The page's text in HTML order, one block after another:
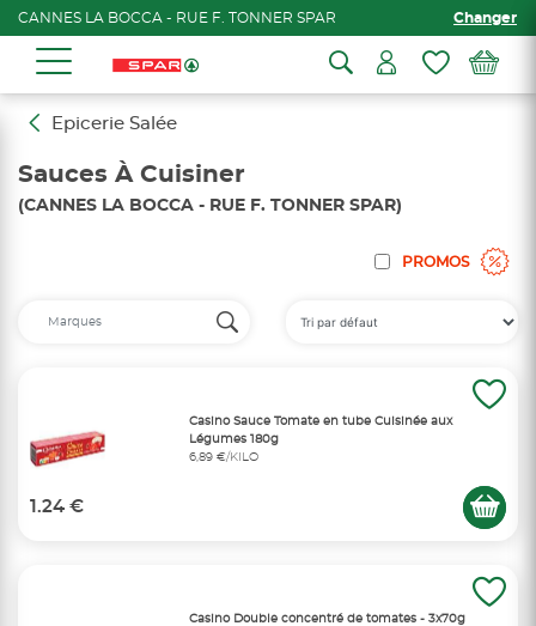
CANNES LA BOCCA - RUE F. TONNER SPAR Changer
Epicerie Salée
Sauces À Cuisiner
(CANNES LA BOCCA - RUE F. TONNER SPAR)
PROMOS
Casino Sauce Tomate en tube Cuisinée aux
Légumes 180g
6,89 €/KILO
1.24 €
Casino Double concentré de tomates - 3x70g